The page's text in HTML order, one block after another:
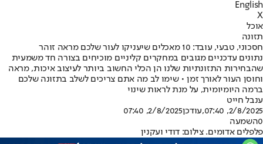
English
X
אוכל
תזונה
חסכוני, טבעי, עובד: 10 מאכלים שיעניקו לעור שלכם מראה זוהר
נתונים עדכניים מגובים במחקרים קליניים מוכיחים בצורה חד משמעית
שהבחירות התזונתיות שלנו הן הכלי החשוב ביותר לעיצוב איכות, מראה
וחוסן העור לאורך זמן • שימו לב מה אתם צריכים לשלב בתזונה שלכם
ברמה היומיומית, על מנת לראות שינוי
ענבל חייט
2/8/2025, 07:40
,עודכן2/8/2025, 07:40
0השמעה
פלפלים אדומים. צילום: דודי ועקנין